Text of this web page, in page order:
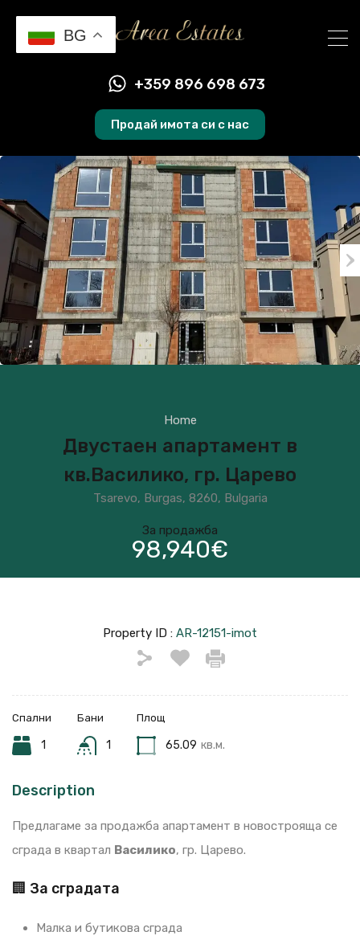
+359 896 698 673
Продай имота си с нас
Home
Двустаен апартамент в
кв.Василико, гр. Царево
Tsarevo, Burgas, 8260, Bulgaria
За продажба
98,940€
Property ID : AR-12151-imot
Спални
1
Бани
1
Площ
65.09 кв.м.
Description
Предлагаме за продажба апартамент в новострояща се
сграда в квартал Василико, гр. Царево.
🏢 За сградата
Малка и бутикова сграда
BG